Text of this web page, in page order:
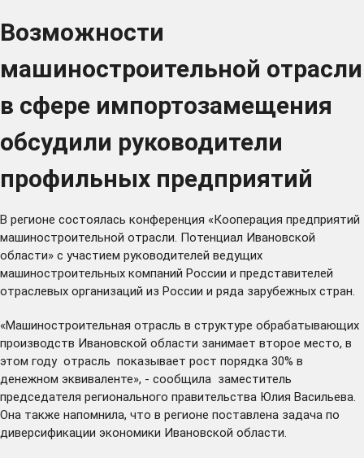
Возможности
машиностроительной отрасли
в сфере импортозамещения
обсудили руководители
профильных предприятий
В регионе состоялась конференция «Кооперация предприятий
машиностроительной отрасли. Потенциал Ивановской
области» с участием руководителей ведущих
машиностроительных компаний России и представителей
отраслевых организаций из России и ряда зарубежных стран.
«Машиностроительная отрасль в структуре обрабатывающих
производств Ивановской области занимает второе место, в
этом году отрасль показывает рост порядка 30% в
денежном эквиваленте», - сообщила заместитель
председателя регионального правительства Юлия Васильева.
Она также напомнила, что в регионе поставлена задача по
диверсификации экономики Ивановской области.